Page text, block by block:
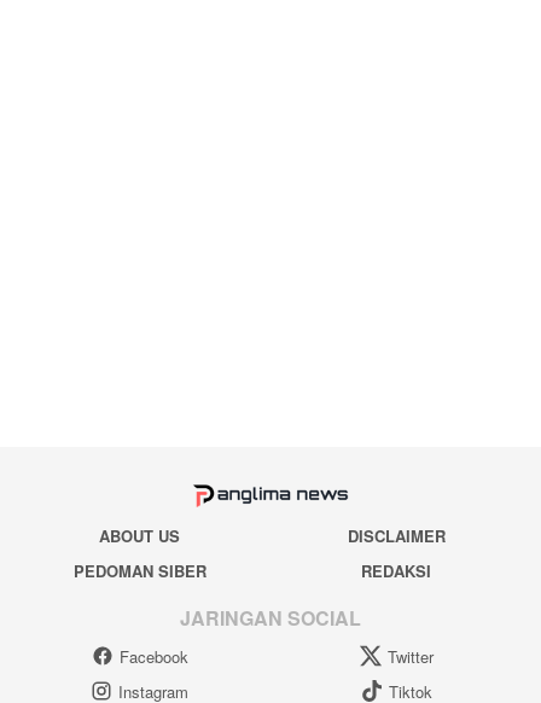
ABOUT US
DISCLAIMER
PEDOMAN SIBER
REDAKSI
JARINGAN SOCIAL
Facebook
Twitter
Instagram
Tiktok